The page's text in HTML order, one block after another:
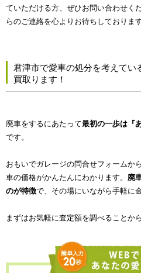
ていただける方、ぜひお問い合わせく
らのご連絡を心よりお待ちしております
君津市で愛車の処分を考えて
買取ります！
廃車をするにあたって最初の一歩は『
です。
おもいでガレージの問合せフォームか
車の価格がかんたんにわかります。 廃
のが特徴で、その場にいながら手軽に
まずはお気軽に査定額を調べることか